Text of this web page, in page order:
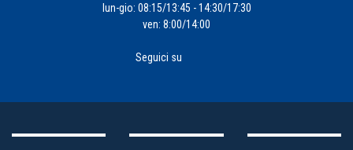
lun-gio: 08:15/13:45 - 14:30/17:30
ven: 8:00/14:00
Seguici su